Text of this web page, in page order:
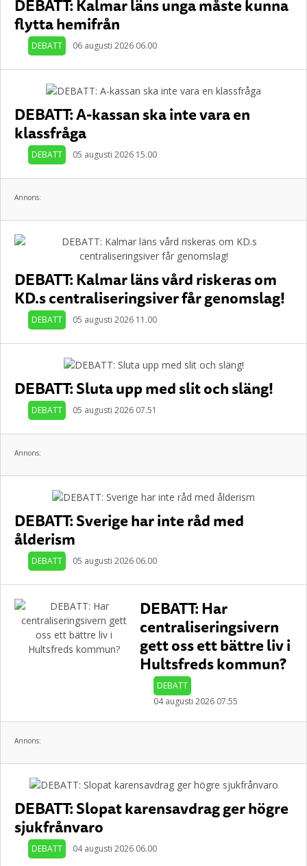
DEBATT: Kalmar läns unga måste kunna
flytta hemifrån
DEBATT 06 augusti 2026 06.00
DEBATT: A-kassan ska inte vara en
klassfråga
DEBATT 05 augusti 2026 15.00
Annons:
DEBATT: Kalmar läns vård riskeras om
KD.s centraliseringsiver får genomslag!
DEBATT 05 augusti 2026 11.00
DEBATT: Sluta upp med slit och släng!
DEBATT 05 augusti 2026 07.51
Annons:
DEBATT: Sverige har inte råd med
ålderism
DEBATT 05 augusti 2026 06.00
DEBATT: Har
centraliseringsivern
gett oss ett bättre liv i
Hultsfreds kommun?
DEBATT
04 augusti 2026 07.55
Annons:
DEBATT: Slopat karensavdrag ger högre
sjukfrånvaro
DEBATT 04 augusti 2026 06.00